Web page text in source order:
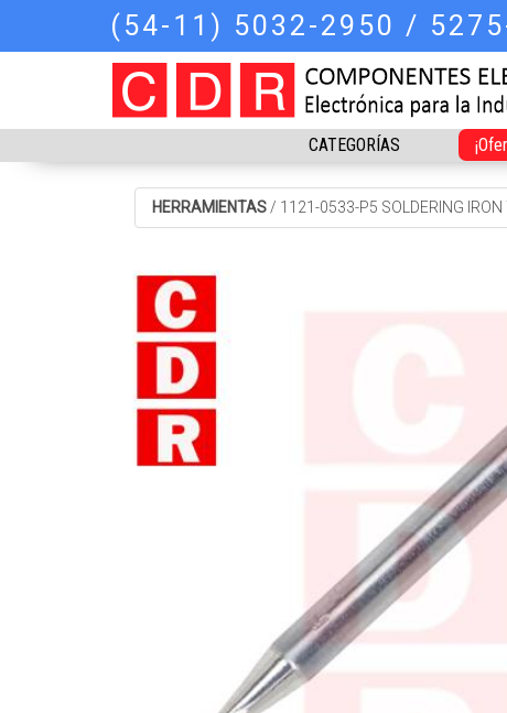
(54-11) 5032-2950 /
CATEGORÍAS
HERRAMIENTAS / 1121-0533-P5 SOLDERING